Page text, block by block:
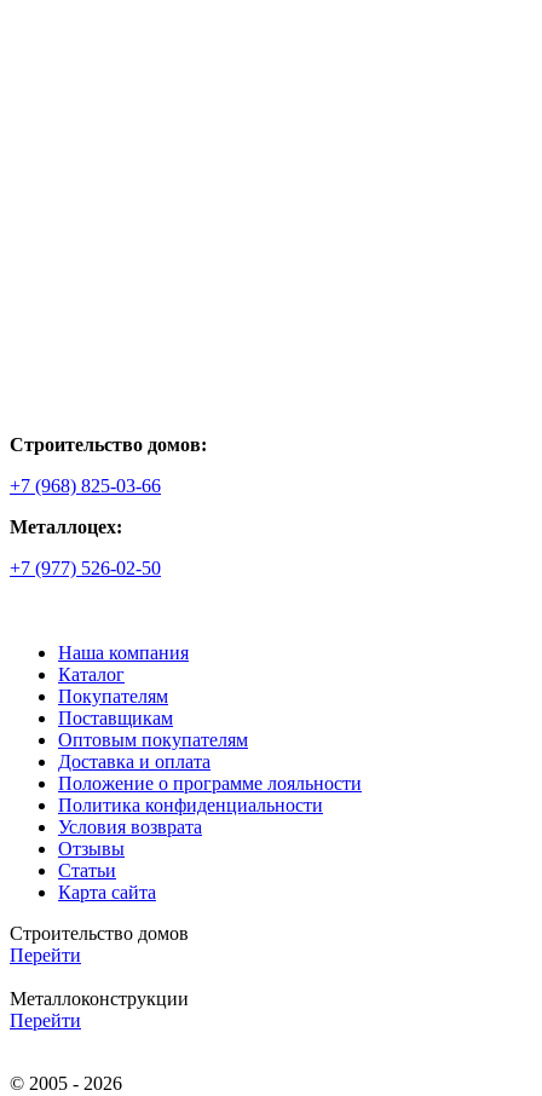
Строительство домов:
+7 (968) 825-03-66
Металлоцех:
+7 (977) 526-02-50
Наша компания
Каталог
Покупателям
Поставщикам
Оптовым покупателям
Доставка и оплата
Положение о программе лояльности
Политика конфиденциальности
Условия возврата
Отзывы
Статьи
Карта сайта
Строительство домов
Перейти
Металлоконструкции
Перейти
© 2005 - 2026